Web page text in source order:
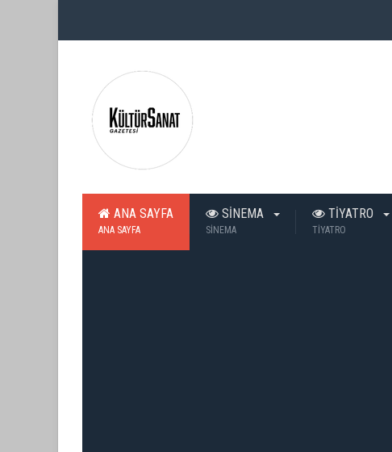
ANA SAYFA
ANA SAYFA
SİNEMA
SİNEMA
TİYATRO
TİYATRO